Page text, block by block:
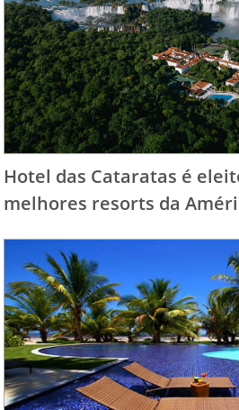
Hotel das Cataratas é
melhores resorts da